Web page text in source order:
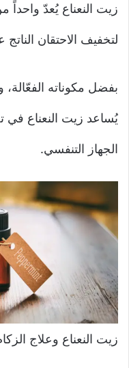
زيت النعناع يُعدّ واحداً
لتخفيف الاحتقان
بفضل مكوناته
يُساعد زيت النعناع
الجهاز التنفسي.
زيت النعناع وعلاج